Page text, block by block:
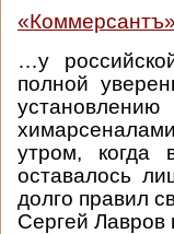
«Коммерсантъ»
…у
полной
утром, когда
оставалось
долго правил
Сергей